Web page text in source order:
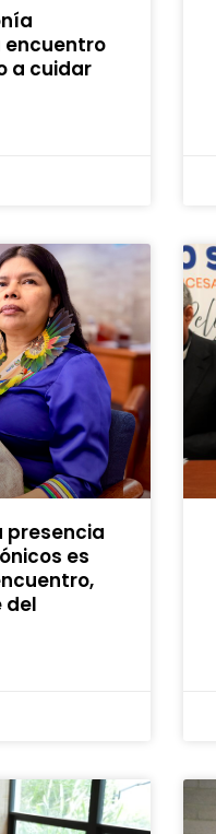
encuentro
a cuidar
presencia
es
del